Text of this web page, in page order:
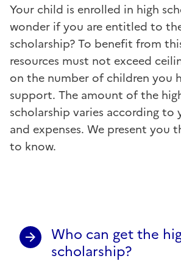
Your child is enrolled in high
wonder if you are entitled to
scholarship? To benefit from
resources must not exceed
on the number of children you
support. The amount of the
scholarship varies according to
and expenses. We present you
to know.
Who can get the
scholarship?